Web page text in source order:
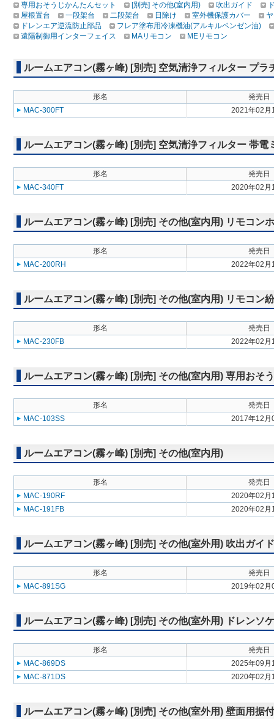
専用おそうじかんたんセット
[別売] その他(室内用) 吹出ガイド
屋根置台
一段架台 二段架台 日除け 室外機保護カバー
ドレンエア逆流防止部品
フレア塗布用冷凍機油(アルキルベンゼン油)
遠隔制御用インターフェイス
MAリモコン MEリモコン
ルームエアコン(霧ヶ峰) [別売] 空気清浄フィルター プラ
形名
発売日
MAC-300FT
2021年02月
ルームエアコン(霧ヶ峰) [別売] 空気清浄フィルター 帯電
形名
発売日
MAC-340FT
2020年02月
ルームエアコン(霧ヶ峰) [別売] その他(室内用) リモコン
形名
発売日
MAC-200RH
2022年02月
ルームエアコン(霧ヶ峰) [別売] その他(室内用) リモコン
形名
発売日
MAC-230FB
2022年02月
ルームエアコン(霧ヶ峰) [別売] その他(室内用) 専用おそ
形名
発売日
MAC-103SS
2017年12月
ルームエアコン(霧ヶ峰) [別売] その他(室内用)
形名
発売日
MAC-190RF
2020年02月
MAC-191FB
2020年02月
ルームエアコン(霧ヶ峰) [別売] その他(室外用) 吹出ガイド
形名
発売日
MAC-891SG
2019年02月
ルームエアコン(霧ヶ峰) [別売] その他(室外用) ドレンソ
形名
発売日
MAC-869DS
2025年09月
MAC-871DS
2020年02月
ルームエアコン(霧ヶ峰) [別売] その他(室外用) 壁面用据